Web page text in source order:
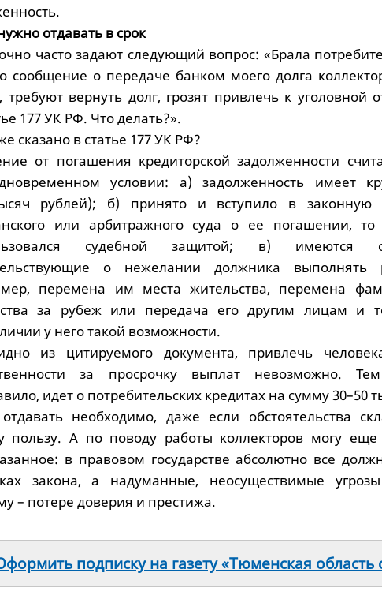
отдавать в срок
часто задают следующий вопрос: «Брала
сообщение о передаче банком моего долга
требуют вернуть долг, грозят привлечь к уголовной
177 УК РФ. Что делать?».
сказано в статье 177 УК РФ?
от погашения кредиторской задолженности
условии: а) задолженность имеет
рублей); б) принято и вступило в законную
или арбитражного суда о ее погашении, то
судебной защитой; в) имеются
о нежелании должника выполнять
перемена им места жительства, перемена
за рубеж или передача его другим лицам и
у него такой возможности.
из цитируемого документа, привлечь
за просрочку выплат невозможно.
идет о потребительских кредитах на сумму 30–50
необходимо, даже если обстоятельства
пользу. А по поводу работы коллекторов могу еще
в правовом государстве абсолютно все
закона, а надуманные, неосуществимые
– потере доверия и престижа.
подписку на газету «Тюменская область